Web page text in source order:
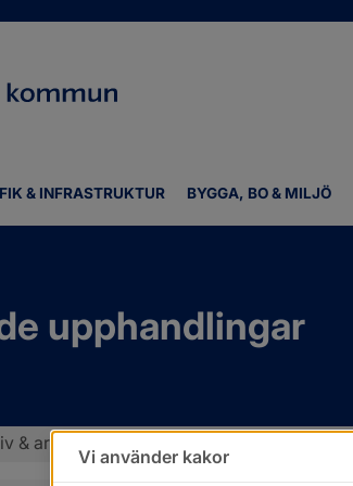
& INFRASTRUKTUR BYGGA, BO & MILJÖ
upphandlingar
& arbete
Vi använder kakor